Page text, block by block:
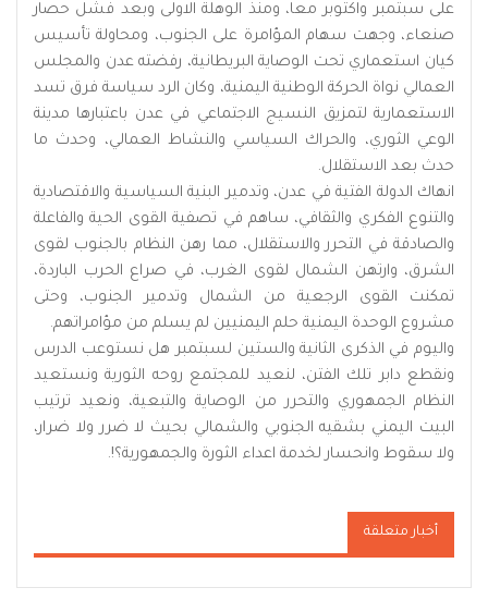
على سبتمبر واكتوبر معا، ومنذ الوهلة الاولى وبعد فشل حصار
صنعاء، وجهت سهام المؤامرة على الجنوب، ومحاولة تأسيس
كيان استعماري تحت الوصاية البريطانية، رفضته عدن والمجلس
العمالي نواة الحركة الوطنية اليمنية، وكان الرد سياسة فرق تسد
الاستعمارية لتمزيق النسيج الاجتماعي في عدن باعتبارها مدينة
الوعي الثوري، والحراك السياسي والنشاط العمالي، وحدث ما
حدث بعد الاستقلال.
انهاك الدولة الفتية في عدن، وتدمير البنية السياسية والاقتصادية
والتنوع الفكري والثقافي، ساهم في تصفية القوى الحية والفاعلة
والصادقة في التحرر والاستقلال، مما رهن النظام بالجنوب لقوى
الشرق، وارتهن الشمال لقوى الغرب، في صراع الحرب الباردة،
تمكنت القوى الرجعية من الشمال وتدمير الجنوب، وحتى
مشروع الوحدة اليمنية حلم اليمنيين لم يسلم من مؤامراتهم.
واليوم في الذكرى الثانية والستين لسبتمبر هل نستوعب الدرس
ونقطع دابر تلك الفتن، لنعيد للمجتمع روحه الثورية ونستعيد
النظام الجمهوري والتحرر من الوصاية والتبعية، ونعيد ترتيب
البيت اليمني بشقيه الجنوبي والشمالي بحيث لا ضرر ولا ضرار،
ولا سقوط وانحسار لخدمة اعداء الثورة والجمهورية؟!.
أخبار متعلقة